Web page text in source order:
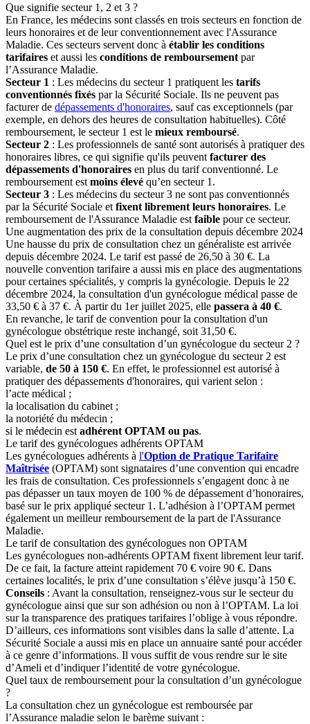
Que signifie secteur 1, 2 et 3 ?
En France, les médecins sont classés en trois secteurs en fonction de
leurs honoraires et de leur conventionnement avec l'Assurance
Maladie. Ces secteurs servent donc à établir les conditions
tarifaires et aussi les conditions de remboursement par
l’Assurance Maladie.
Secteur 1 : Les médecins du secteur 1 pratiquent les tarifs
conventionnés fixés par la Sécurité Sociale. Ils ne peuvent pas
facturer de dépassements d'honoraires, sauf cas exceptionnels (par
exemple, en dehors des heures de consultation habituelles). Côté
remboursement, le secteur 1 est le mieux remboursé.
Secteur 2 : Les professionnels de santé sont autorisés à pratiquer des
honoraires libres, ce qui signifie qu'ils peuvent facturer des
dépassements d'honoraires en plus du tarif conventionné. Le
remboursement est moins élevé qu’en secteur 1.
Secteur 3 : Les médecins du secteur 3 ne sont pas conventionnés
par la Sécurité Sociale et fixent librement leurs honoraires. Le
remboursement de l'Assurance Maladie est faible pour ce secteur.
Une augmentation des prix de la consultation depuis décembre 2024
Une hausse du prix de consultation chez un généraliste est arrivée
depuis décembre 2024. Le tarif est passé de 26,50 à 30 €. La
nouvelle convention tarifaire a aussi mis en place des augmentations
pour certaines spécialités, y compris la gynécologie. Depuis le 22
décembre 2024, la consultation d'un gynécologue médical passe de
33,50 € à 37 €. À partir du 1er juillet 2025, elle passera à 40 €.
En revanche, le tarif de convention pour la consultation d'un
gynécologue obstétrique reste inchangé, soit 31,50 €.
Quel est le prix d’une consultation d’un gynécologue du secteur 2 ?
Le prix d’une consultation chez un gynécologue du secteur 2 est
variable, de 50 à 150 €. En effet, le professionnel est autorisé à
pratiquer des dépassements d'honoraires, qui varient selon :
l’acte médical ;
la localisation du cabinet ;
la notoriété du médecin ;
si le médecin est adhérent OPTAM ou pas.
Le tarif des gynécologues adhérents OPTAM
Les gynécologues adhérents à l'Option de Pratique Tarifaire
Maîtrisée (OPTAM) sont signataires d’une convention qui encadre
les frais de consultation. Ces professionnels s’engagent donc à ne
pas dépasser un taux moyen de 100 % de dépassement d’honoraires,
basé sur le prix appliqué secteur 1. L’adhésion à l’OPTAM permet
également un meilleur remboursement de la part de l'Assurance
Maladie.
Le tarif de consultation des gynécologues non OPTAM
Les gynécologues non-adhérents OPTAM fixent librement leur tarif.
De ce fait, la facture atteint rapidement 70 € voire 90 €. Dans
certaines localités, le prix d’une consultation s’élève jusqu’à 150 €.
Conseils : Avant la consultation, renseignez-vous sur le secteur du
gynécologue ainsi que sur son adhésion ou non à l’OPTAM. La loi
sur la transparence des pratiques tarifaires l’oblige à vous répondre.
D’ailleurs, ces informations sont visibles dans la salle d’attente. La
Sécurité Sociale a aussi mis en place un annuaire santé pour accéder
à ce genre d’informations. Il vous suffit de vous rendre sur le site
d’Ameli et d’indiquer l’identité de votre gynécologue.
Quel taux de remboursement pour la consultation d’un gynécologue
?
La consultation chez un gynécologue est remboursée par
l’Assurance maladie selon le barème suivant :